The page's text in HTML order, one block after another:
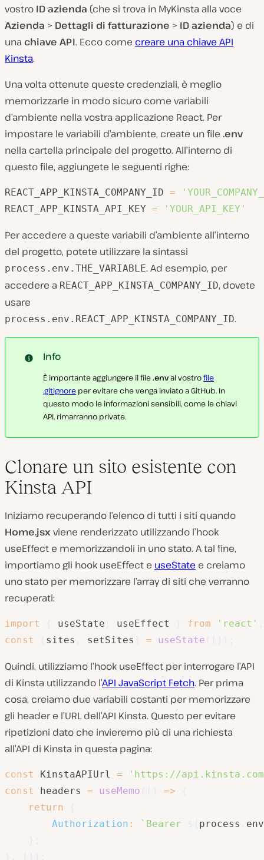
vostro ID azienda (che si trova in MyKinsta alla voce
Azienda > Dettagli di fatturazione > ID azienda) e di
una chiave API. Ecco come creare una chiave API
Kinsta.
Una volta ottenute queste credenziali, è meglio
memorizzarle in modo sicuro come variabili
d’ambiente nella vostra applicazione React. Per
impostare le variabili d’ambiente, create un file .env
nella cartella principale del progetto. All’interno di
questo file, aggiungete le seguenti righe:
REACT_APP_KINSTA_COMPANY_ID =
REACT_APP_KINSTA_API_KEY = 'YOUR_API_KEY'
Per accedere a queste variabili d’ambiente all’interno
del progetto, potete utilizzare la sintassi
process.env.THE_VARIABLE. Ad esempio, per
accedere a REACT_APP_KINSTA_COMPANY_ID, dovete
usare
process.env.REACT_APP_KINSTA_COMPANY_ID.
Info
È importante aggiungere il file.enval vostrofile
.gitignore per evitare che venga inviato a GitHub. In
questo modo le informazioni sensibili, come le chiavi
API, rimarranno private.
Clonare un sito esistente con
Kinsta API
Iniziamo recuperando l’elenco di tutti i siti quando
Home.jsxviene renderizzato utilizzando l’hook
useEffect e memorizzandoli in uno stato. A tal fine,
importiamo gli hook useEffect e useState e creiamo
uno stato per memorizzare l’array di siti che verranno
recuperati:
import useState useEffect from 'react'
const
sites setSites = useState
Quindi, utilizziamo l’hook useEffect per interrogare l’API
di Kinsta utilizzando l’API JavaScript Fetch. Per prima
cosa, creiamo due variabili costanti per memorizzare
gli header e l’URL dell’API Kinsta. Questo per evitare
ripetizioni dato che invieremo più di una richiesta
all’API di Kinsta in questa pagina:
const KinstaAPIUrl =
'https://
const
headers = useMemo =>
return
Authorization : ` Bearer process
env